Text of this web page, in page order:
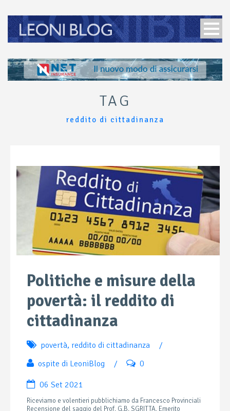
TAG
reddito di cittadinanza
Politiche e misure della
povertà: il reddito di
cittadinanza
povertà, reddito di cittadinanza
/
ospite di LeoniBlog
/ 0
06 Set 2021
Riceviamo e volentieri pubblichiamo da Francesco Provinciali
Recensione del saggio del Prof. G.B. SGRITTA, Emerito